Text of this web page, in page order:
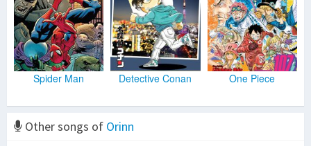
Spider Man Detective Conan One Piece
Other songs of Orinn